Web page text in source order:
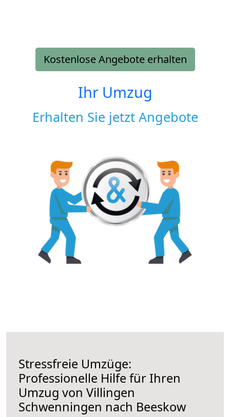
Kostenlose Angebote erhalten
Ihr Umzug
Erhalten Sie jetzt Angebote
Stressfreie Umzüge:
Professionelle Hilfe für Ihren
Umzug von Villingen
Schwenningen nach Beeskow